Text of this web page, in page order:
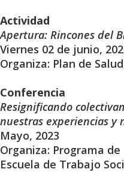
Actividad
Apertura: Rincones del
Viernes 02 de junio,
Organiza: Plan de
Conferencia
Resignificando
nuestras experiencias y
Mayo, 2023
Organiza: Programa
Escuela de Trabajo